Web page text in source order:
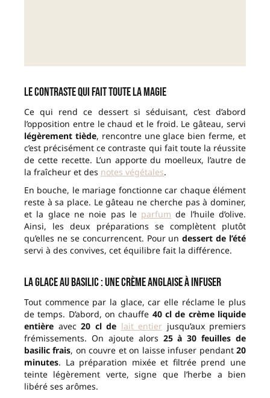
Le contraste qui fait toute la magie
Ce qui rend ce dessert si séduisant, c’est d’abord
l’opposition entre le chaud et le froid. Le gâteau, servi
légèrement tiède, rencontre une glace bien ferme, et
c’est précisément ce contraste qui fait toute la réussite
de cette recette. L’un apporte du moelleux, l’autre de
la fraîcheur et des notes végétales.
En bouche, le mariage fonctionne car chaque élément
reste à sa place. Le gâteau ne cherche pas à dominer,
et la glace ne noie pas le parfum de l’huile d’olive.
Ainsi, les deux préparations se complètent plutôt
qu’elles ne se concurrencent. Pour undessert de l’été
servi à des convives, cet équilibre fait la différence.
La glace au basilic : une crème anglaise à infuser
Tout commence par la glace, car elle réclame le plus
de temps. D’abord, on chauffe 40 cl de crème liquide
entière avec 20 cl de lait entier jusqu’aux premiers
frémissements. On ajoute alors 25 à 30 feuilles de
basilic frais, on couvre et on laisse infuser pendant20
minutes. La préparation mixée et filtrée prend une
teinte légèrement verte, signe que l’herbe a bien
libéré ses arômes.